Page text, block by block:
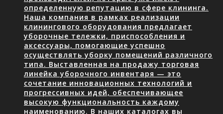
определенную репутацию в сфере клининга.
Наша компания в рамках реализации
клинингового оборудования предлагает
уборочные тележки, приспособления и
аксессуары, помогающие успешно
осуществлять уборку помещений различного
типа. Выставленная на продажу торговая
линейка уборочного инвентаря — это
сочетание инновационных технологий и
прогрессивных идей, обеспечивающее
высокую функциональность каждому
наименованию. В наших каталогах вы